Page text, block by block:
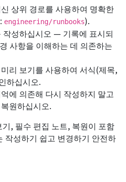
상위 경로를 사용하여 명확한
engineering/runbooks).
작성하십시오 — 기록에 표시되
사항을 이해하는 데 의존하는
리 보기를 사용하여 서식(제목,
하십시오.
에 의존해 다시 작성하지 말고
원하십시오.
, 필수 편집 노트, 복원이 포함
작성하기 쉽고 변경하기 안전하